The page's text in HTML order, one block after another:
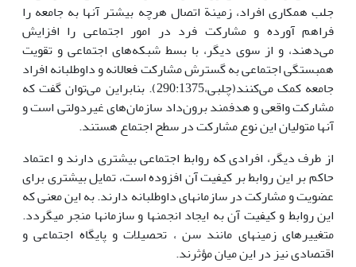
جلب همکاری افراد، زمینة اتصال هرچه بیشتر آنها به جامعه‌ را
فراهم آورده و مشارکت فرد در امور اجتماعی را افزایش
می‌دهند، و از سوی دیگر، با بسط شبکه‌های اجتماعی و تقویت
همبستگی اجتماعی به گسترش مشارکت فعالانه و داوطلبانه افراد
جامعه کمک می‌کنند(چلبی،290:1375). بنابراین می‌توان گفت که
مشارکت واقعی و هدفمند برون‌داد سازمان‌های غیردولتی است و
آنها متولیان این نوع مشارکت در سطح اجتماع هستند.
از طرف دیگر، افرادی که روابط اجتماعی بیشتری دارند و اعتماد
حاکم بر این روابط بر کیفیت آن افزوده است، تمایل بیشتری برای
عضویت و مشارکت در سازمان‏های داوطلبانه دارند. به این معنی که
این روابط و کیفیت آن به ایجاد انجمن‏ها و سازمان‏ها منجر می‏گردد.
متغییرهای زمینه‏ای مانند سن ، تحصیلات و پایگاه اجتماعی و
اقتصادی نیز در این میان مؤثرند.